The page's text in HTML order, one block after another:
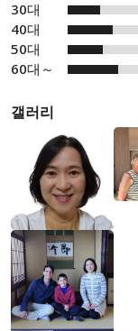
30대
40대
50대
60대～
갤러리